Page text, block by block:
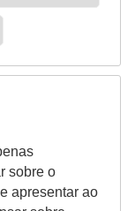
sobre o
apresentar ao